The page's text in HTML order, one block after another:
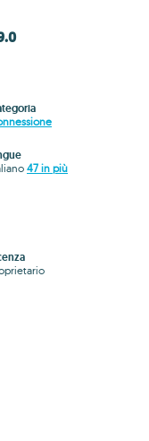
47 in più